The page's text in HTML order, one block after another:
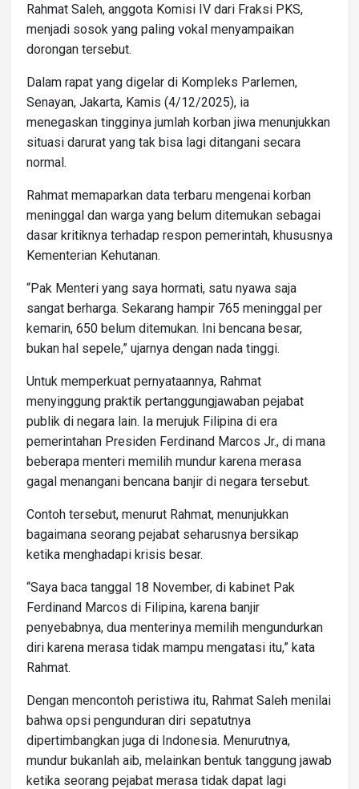
Rahmat Saleh, anggota Komisi IV dari Fraksi PKS,
menjadi sosok yang paling vokal menyampaikan
dorongan tersebut.
Dalam rapat yang digelar di Kompleks Parlemen,
Senayan, Jakarta, Kamis (4/12/2025), ia
menegaskan tingginya jumlah korban jiwa menunjukkan
situasi darurat yang tak bisa lagi ditangani secara
normal.
Rahmat memaparkan data terbaru mengenai korban
meninggal dan warga yang belum ditemukan sebagai
dasar kritiknya terhadap respon pemerintah, khususnya
Kementerian Kehutanan.
“Pak Menteri yang saya hormati, satu nyawa saja
sangat berharga. Sekarang hampir 765 meninggal per
kemarin, 650 belum ditemukan. Ini bencana besar,
bukan hal sepele,” ujarnya dengan nada tinggi.
Untuk memperkuat pernyataannya, Rahmat
menyinggung praktik pertanggungjawaban pejabat
publik di negara lain. Ia merujuk Filipina di era
pemerintahan Presiden Ferdinand Marcos Jr., di mana
beberapa menteri memilih mundur karena merasa
gagal menangani bencana banjir di negara tersebut.
Contoh tersebut, menurut Rahmat, menunjukkan
bagaimana seorang pejabat seharusnya bersikap
ketika menghadapi krisis besar.
“Saya baca tanggal 18 November, di kabinet Pak
Ferdinand Marcos di Filipina, karena banjir
penyebabnya, dua menterinya memilih mengundurkan
diri karena merasa tidak mampu mengatasi itu,” kata
Rahmat.
Dengan mencontoh peristiwa itu, Rahmat Saleh menilai
bahwa opsi pengunduran diri sepatutnya
dipertimbangkan juga di Indonesia. Menurutnya,
mundur bukanlah aib, melainkan bentuk tanggung jawab
ketika seorang pejabat merasa tidak dapat lagi